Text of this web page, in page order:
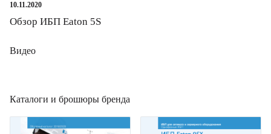
10.11.2020
Обзор ИБП Eaton 5S
Видео
Каталоги и брошюры бренда